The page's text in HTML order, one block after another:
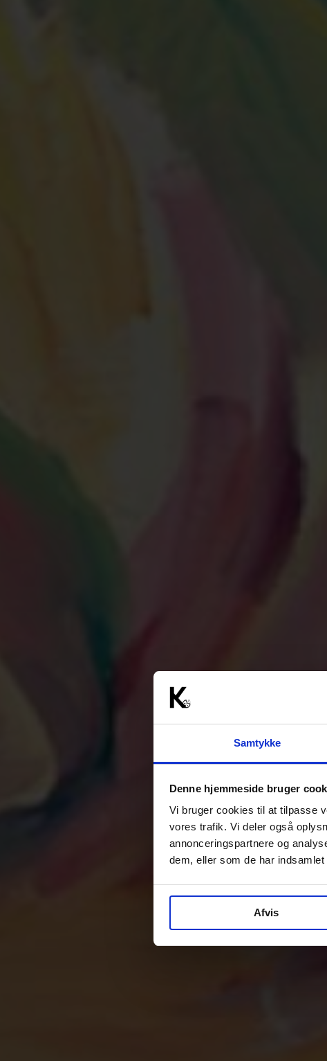
Samtykke
Denne hjemmeside bruger
Vi bruger cookies til at tilpasse
vores trafik. Vi deler også
annonceringspartnere og
dem, eller som de har
Afvis